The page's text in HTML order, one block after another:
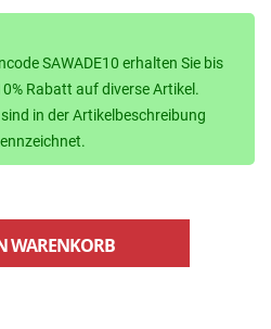
SAWADE10 erhalten Sie bis
Rabatt auf diverse Artikel.
in der Artikelbeschreibung
WARENKORB